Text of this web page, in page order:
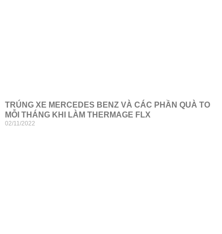
TRÚNG XE MERCEDES BENZ VÀ CÁC PHẦN QUÀ TO
MỖI THÁNG KHI LÀM THERMAGE FLX
02/11/2022